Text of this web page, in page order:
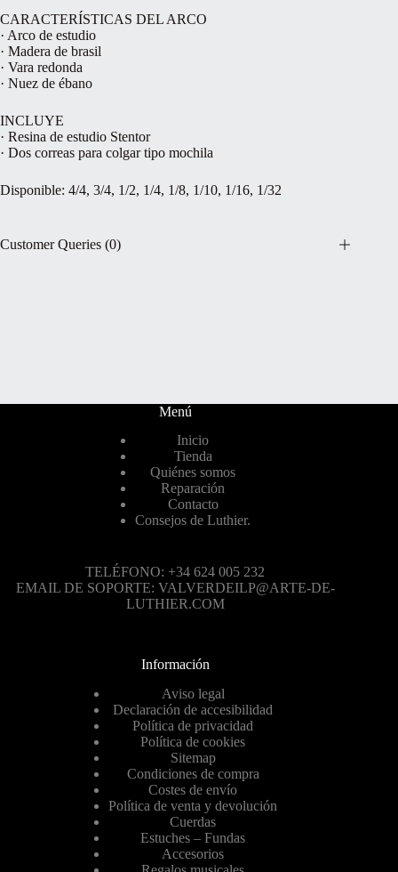
CARACTERÍSTICAS DEL ARCO
· Arco de estudio
· Madera de brasil
· Vara redonda
· Nuez de ébano
INCLUYE
· Resina de estudio Stentor
· Dos correas para colgar tipo mochila
Disponible: 4/4, 3/4, 1/2, 1/4, 1/8, 1/10, 1/16, 1/32
Customer Queries (0)
Menú
Inicio
Tienda
Quiénes somos
Reparación
Contacto
Consejos de Luthier.
TELÉFONO: +34 624 005 232
EMAIL DE SOPORTE: VALVERDEILP@ARTE-DE-
LUTHIER.COM
Información
Aviso legal
Declaración de accesibilidad
Política de privacidad
Política de cookies
Sitemap
Condiciones de compra
Costes de envío
Política de venta y devolución
Cuerdas
Estuches – Fundas
Accesorios